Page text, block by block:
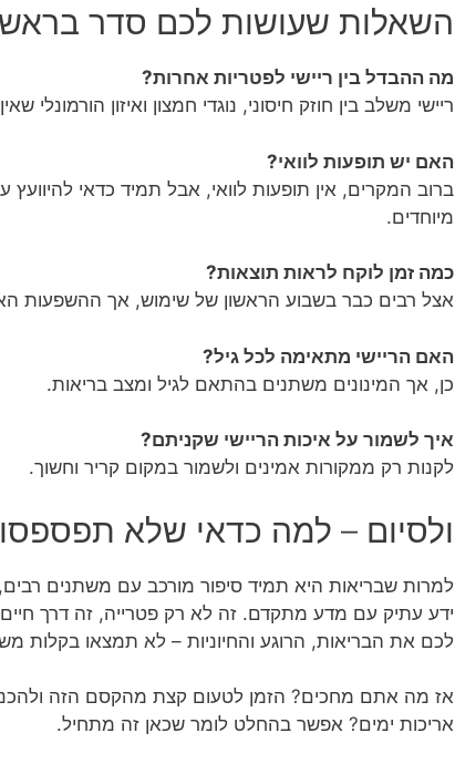
השאלות שעושות לכם סדר
מה ההבדל בין ריישי לפטריות אחרות?
ריישי משלב בין חוזק חיסוני, נוגדי חמצון ואיזון הורמונלי
האם יש תופעות לוואי?
ברוב המקרים, אין תופעות לוואי, אבל תמיד כדאי להיוועץ
מיוחדים.
כמה זמן לוקח לראות תוצאות?
אצל רבים כבר בשבוע הראשון של שימוש, אך ההשפעות
האם הריישי מתאימה לכל גיל?
כן, אך המינונים משתנים בהתאם לגיל ומצב בריאות.
איך לשמור על איכות הריישי שקניתם?
לקנות רק ממקורות אמינים ולשמור במקום קריר וחשוך.
ולסיום – למה כדאי שלא
למרות שבריאות היא תמיד סיפור מורכב עם משתנים
ידע עתיק עם מדע מתקדם. זה לא רק פטרייה, זה דרך
לכם את הבריאות, הרוגע והחיוניות – לא תמצאו בקלות
אז מה אתם מחכים? הזמן לטעום קצת מהקסם הזה
אריכות ימים? אפשר בהחלט לומר שכאן זה מתחיל.